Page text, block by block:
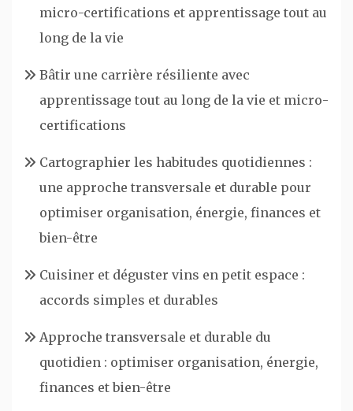
micro-certifications et apprentissage tout au
long de la vie
Bâtir une carrière résiliente avec
apprentissage tout au long de la vie et micro-
certifications
Cartographier les habitudes quotidiennes :
une approche transversale et durable pour
optimiser organisation, énergie, finances et
bien-être
Cuisiner et déguster vins en petit espace :
accords simples et durables
Approche transversale et durable du
quotidien : optimiser organisation, énergie,
finances et bien-être